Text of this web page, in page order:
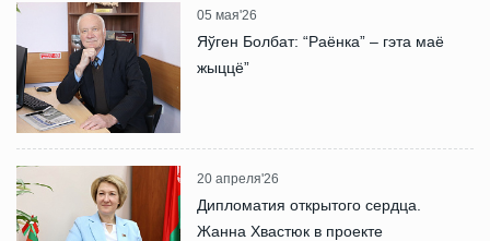
05 мая'26
Яўген Болбат: “Раёнка” – гэта маё
жыццё”
20 апреля'26
Дипломатия открытого сердца.
Жанна Хвастюк в проекте